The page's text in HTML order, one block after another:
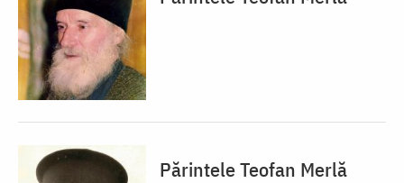
Părintele Teofan Merlă